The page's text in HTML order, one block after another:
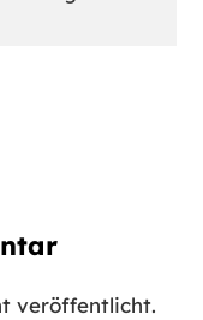
veröffentlicht.